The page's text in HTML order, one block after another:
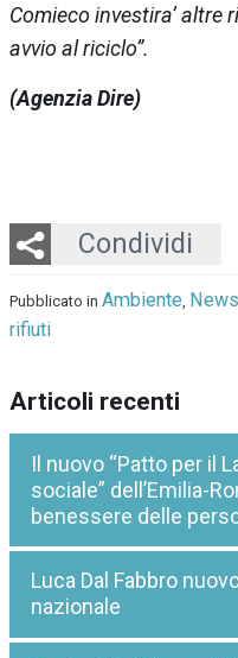
Comiecoinvestira’ altre
avvio al riciclo”.
(Agenzia Dire)
Condividi
Twitter
LinkedIn
Email
Whatsapp
Pubblicato in Ambiente, News
rifiuti
Articoli recenti
Il nuovo “Patto per il
sociale” dell’Emilia-
benessere delle
Luca Dal Fabbro
nazionale